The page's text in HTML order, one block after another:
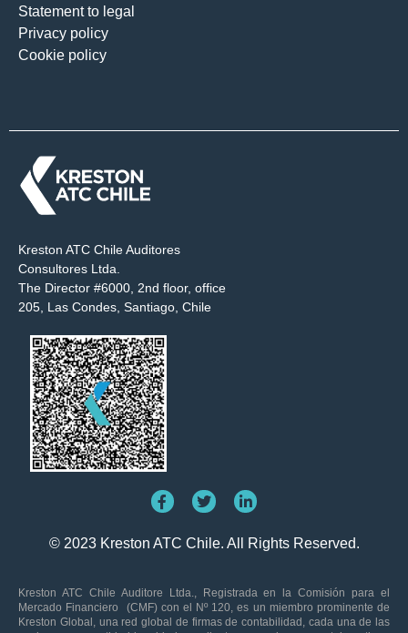
Statement to legal
Privacy policy
Cookie policy
© 2023 Kreston ATC Chile. All Rights Reserved.
Kreston ATC Chile Auditores
Consultores Ltda.
The Director #6000, 2nd floor, office
205, Las Condes, Santiago, Chile
Kreston ATC Chile Auditore Ltda., Registrada en la Comisión para el
Mercado Financiero (CMF) con el Nº 120, es un miembro prominente de
Kreston Global, una red global de firmas de contabilidad, cada una de las